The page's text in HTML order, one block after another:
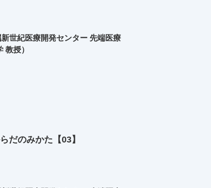
世紀医療開発センター 先端医療
教授）
だのみかた【03】